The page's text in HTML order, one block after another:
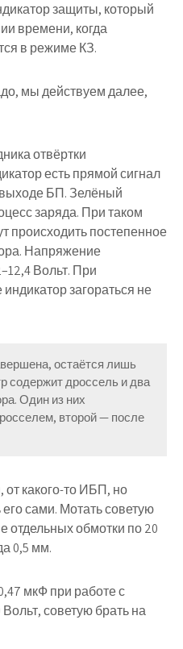
защиты, который
времени, когда
в режиме КЗ.
мы действуем далее,
отвёртки
есть прямой сигнал
БП. Зелёный
заряда. При таком
происходить постепенное
Напряжение
Вольт. При
загораться не
остаётся лишь
содержит дроссель и два
Один из них
второй — после
от какого-то ИБП, но
сами. Мотать советую
отдельных обмотки по 20
0,5 мм.
мкФ при работе с
советую брать на